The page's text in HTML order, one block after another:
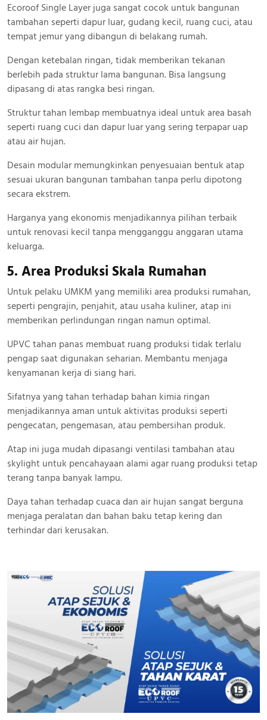
Ecoroof Single Layer juga sangat cocok untuk bangunan
tambahan seperti dapur luar, gudang kecil, ruang cuci, atau
tempat jemur yang dibangun di belakang rumah.
Dengan ketebalan ringan, tidak memberikan tekanan
berlebih pada struktur lama bangunan. Bisa langsung
dipasang di atas rangka besi ringan.
Struktur tahan lembap membuatnya ideal untuk area basah
seperti ruang cuci dan dapur luar yang sering terpapar uap
atau air hujan.
Desain modular memungkinkan penyesuaian bentuk atap
sesuai ukuran bangunan tambahan tanpa perlu dipotong
secara ekstrem.
Harganya yang ekonomis menjadikannya pilihan terbaik
untuk renovasi kecil tanpa mengganggu anggaran utama
keluarga.
5. Area Produksi Skala Rumahan
Untuk pelaku UMKM yang memiliki area produksi rumahan,
seperti pengrajin, penjahit, atau usaha kuliner, atap ini
memberikan perlindungan ringan namun optimal.
UPVC tahan panas membuat ruang produksi tidak terlalu
pengap saat digunakan seharian. Membantu menjaga
kenyamanan kerja di siang hari.
Sifatnya yang tahan terhadap bahan kimia ringan
menjadikannya aman untuk aktivitas produksi seperti
pengecatan, pengemasan, atau pembersihan produk.
Atap ini juga mudah dipasangi ventilasi tambahan atau
skylight untuk pencahayaan alami agar ruang produksi tetap
terang tanpa banyak lampu.
Daya tahan terhadap cuaca dan air hujan sangat berguna
menjaga peralatan dan bahan baku tetap kering dan
terhindar dari kerusakan.